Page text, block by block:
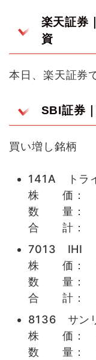
楽天証券
資
本日、楽天証券
SBI証券
買い増し銘柄
141A トラ
株 価：
数 量：
合 計：
7013 IHI
株 価：
数 量：
合 計：
8136 サン
株 価：
数 量：